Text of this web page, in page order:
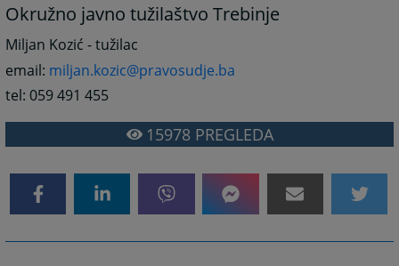
Okružno javno tužilaštvo Trebinje
Miljan Kozić - tužilac
email: miljan.kozic@pravosudje.ba
tel: 059 491 455
15978PREGLEDA